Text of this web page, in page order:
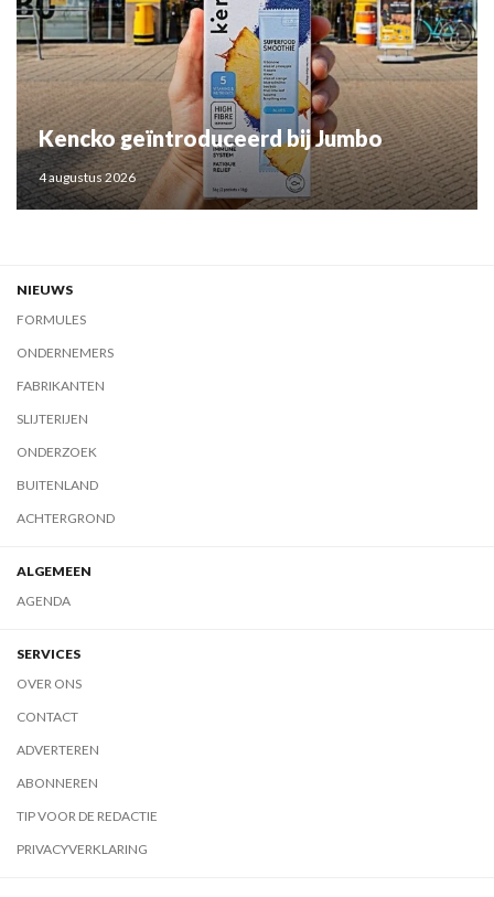
Kencko geïntroduceerd bij Jumbo
4 augustus 2026
NIEUWS
FORMULES
ONDERNEMERS
FABRIKANTEN
SLIJTERIJEN
ONDERZOEK
BUITENLAND
ACHTERGROND
ALGEMEEN
AGENDA
SERVICES
OVER ONS
CONTACT
ADVERTEREN
ABONNEREN
TIP VOOR DE REDACTIE
PRIVACYVERKLARING